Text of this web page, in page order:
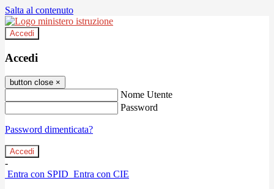
Salta al contenuto
Accedi
Accedi
button close ×
Nome Utente
Password
Password dimenticata?
-
Entra con SPID Entra con CIE